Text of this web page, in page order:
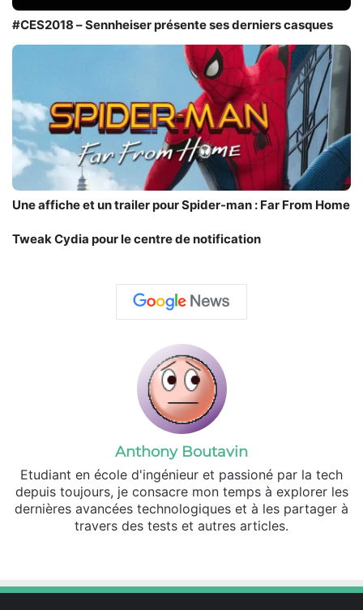
#CES2018 – Sennheiser présente ses derniers casques
Une affiche et un trailer pour Spider-man : Far From Home
Tweak Cydia pour le centre de notification
Anthony Boutavin
Etudiant en école d'ingénieur et passioné par la tech
depuis toujours, je consacre mon temps à explorer les
dernières avancées technologiques et à les partager à
travers des tests et autres articles.